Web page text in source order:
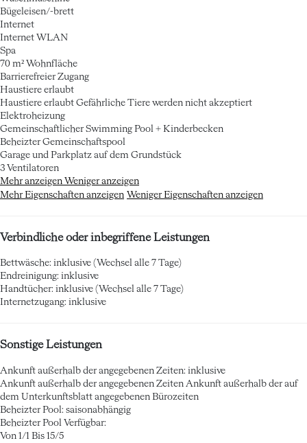
Bügeleisen/-brett
Internet
Internet WLAN
Spa
70 m² Wohnfläche
Barrierefreier Zugang
Haustiere erlaubt
Haustiere erlaubt Gefährliche Tiere werden nicht akzeptiert
Elektroheizung
Gemeinschaftlicher Swimming Pool + Kinderbecken
Beheizter Gemeinschaftspool
Garage und Parkplatz auf dem Grundstück
3 Ventilatoren
Mehr anzeigen Weniger anzeigen
Mehr Eigenschaften anzeigen Weniger Eigenschaften anzeigen
Verbindliche oder inbegriffene Leistungen
Bettwäsche: inklusive (Wechsel alle 7 Tage)
Endreinigung: inklusive
Handtücher: inklusive (Wechsel alle 7 Tage)
Internetzugang: inklusive
Sonstige Leistungen
Ankunft außerhalb der angegebenen Zeiten: inklusive
Ankunft außerhalb der angegebenen Zeiten Ankunft außerhalb der auf
dem Unterkunftsblatt angegebenen Bürozeiten
Beheizter Pool: saisonabhängig
Beheizter Pool Verfügbar:
Von 1/1 Bis 15/5